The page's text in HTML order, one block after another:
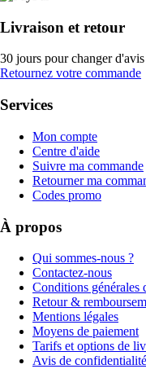
Livraison et retour
30 jours pour changer d'avis
Retournez votre commande
Services
Mon compte
Centre d'aide
Suivre ma commande
Retourner ma
Codes promo
À propos
Qui sommes-nous ?
Contactez-nous
Conditions générales
Retour &
Mentions légales
Moyens de paiement
Tarifs et options de
Avis de confidentialité